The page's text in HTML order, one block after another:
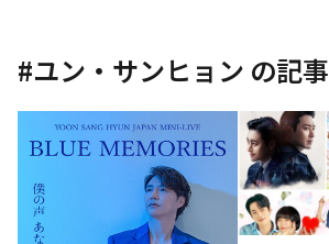
#ユン・サンヒョン の記事